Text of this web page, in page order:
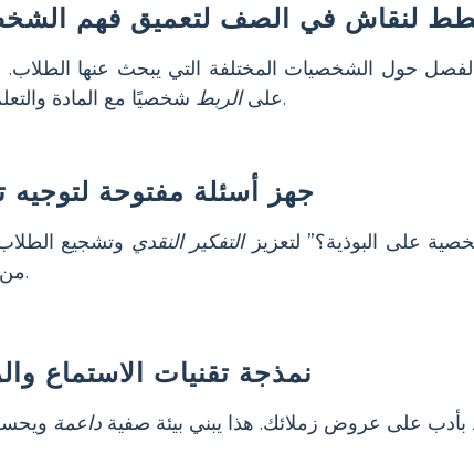
لنقاش في الصف لتعميق فهم
حول الشخصيات المختلفة التي يبحث عنها الطلاب.
علىالربط شخصيًا مع المادة والتعلم من رؤى الآخرين.
جهز أسئلة مفتوحة لتوجيه
على البوذية؟” لتعزيزالتفكير النقدي وتشجيع
من الحقائق السطحية.
نمذجة تقنيات الاستماع
بأدب على عروض زملائك. هذا يبني بيئة صفية داعمة